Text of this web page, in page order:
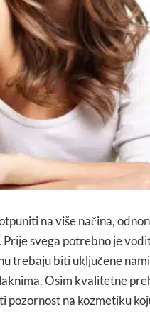
na više načina,
svega potrebno je
trebaju biti uključene
Osim kvalitetne
na kozmetiku